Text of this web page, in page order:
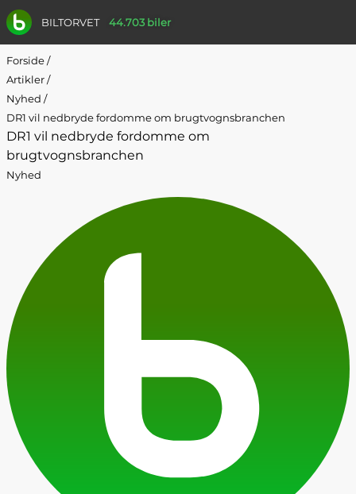
BILTORVET 44.703 biler
Forside/
Artikler/
Nyhed /
DR1 vil nedbryde fordomme om brugtvognsbranchen
DR1 vil nedbryde fordomme om
brugtvognsbranchen
Nyhed